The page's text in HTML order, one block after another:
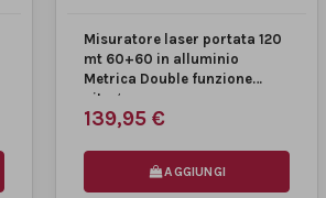
Misuratore laser portata 120
mt 60+60 in alluminio
Metrica Double funzione
pitagora
139,95 €
AGGIUNGI